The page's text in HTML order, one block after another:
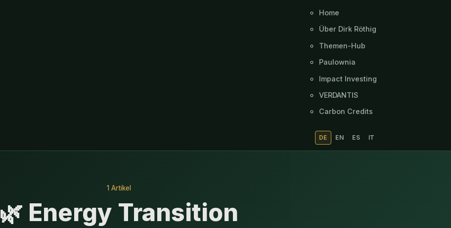
Home
Über Dirk Röthig
Themen-Hub
Paulownia
Impact Investing
VERDANTIS
Carbon Credits
DE EN ES IT
1 Artikel
🌿 Energy Transition